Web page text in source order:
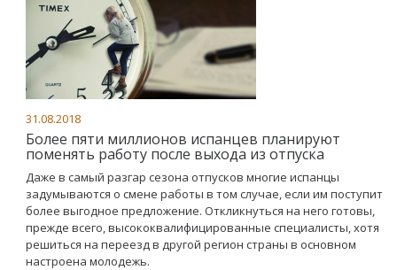
31.08.2018
Более пяти миллионов испанцев планируют
поменять работу после выхода из отпуска
Даже в самый разгар сезона отпусков многие испанцы
задумываются о смене работы в том случае, если им поступит
более выгодное предложение. Откликнуться на него готовы,
прежде всего, высококвалифицированные специалисты, хотя
решиться на переезд в другой регион страны в основном
настроена молодежь.